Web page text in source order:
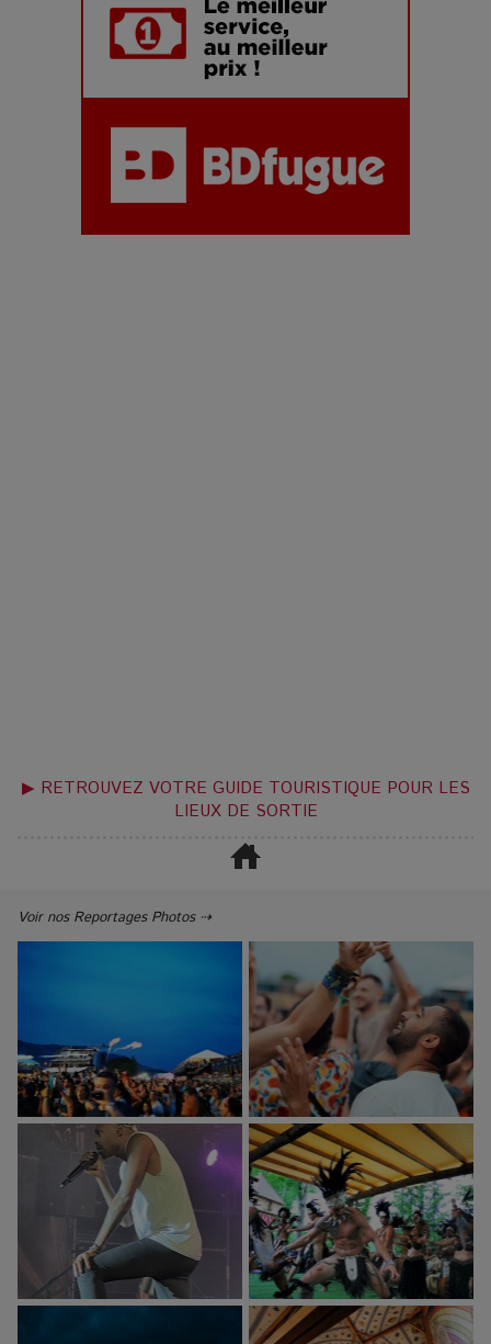
▶ RETROUVEZ VOTRE GUIDE TOURISTIQUE POUR LES
LIEUX DE SORTIE
Voir nos Reportages Photos ⇢